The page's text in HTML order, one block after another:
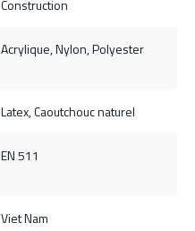
Construction
Acrylique, Nylon, Polyester
Latex, Caoutchouc naturel
EN 511
Viet Nam